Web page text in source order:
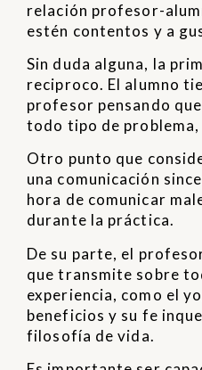
relación profesor-
estén contentos y a
Sin duda alguna, la
reciproco. El alumno
profesor pensando
todo tipo de problema,
Otro punto que
una comunicación
hora de comunicar
durante la práctica.
De su parte, el
que transmite sobre
experiencia, como el
beneficios y su fe
filosofía de vida.